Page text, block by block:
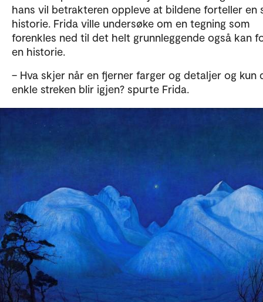
hans vil betrakteren oppleve at bildene forteller en
historie. Frida ville undersøke om en tegning som
forenkles ned til det helt grunnleggende også kan
en historie.
– Hva skjer når en fjerner farger og detaljer og kun
enkle streken blir igjen? spurte Frida.